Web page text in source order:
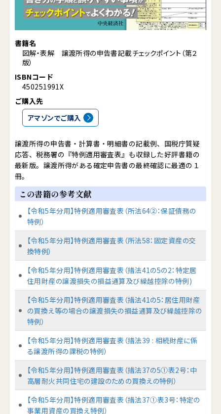
書籍名
図解・表解 譲渡所得の申告書記載チェックポイント（第２
版）
ISBNコード
450251991X
ご購入先
アマゾンでご購入
譲渡所得の申告書・計算書・明細書の記載例、国税庁質疑
応答、税務署の『特例適用審査表』も収録した好評書籍の
最新版。譲渡所得がある確定申告書の最終確認に最適の１
冊。
この書籍の参考文献
【令和5年分用】特例適用審査表（所法64②：保証債務の
特例）
【令和5年分用】特例適用審査表（所法58：固定資産の交
換特例）
【令和5年分用】特例適用審査表（措法41の5の2：特定居
住用財産の譲渡損失の損益通算及び繰越控除の特例)
【令和5年分用】特例適用審査表（措法41の5：居住用財産
の買換え等の場合の譲渡損失の損益通算及び繰越控除の
特例）
【令和5年分用】特例適用審査表（措法39 : 相続財産に係
る譲渡所得の課税の特例）
【令和5年分用】特例適用審査表（措法37の5①表2号：中
高層耐火共同住宅の建設のための買換えの特例）
【令和5年分用】特例適用審査表（措法37①表3号：特定の
事業用資産の買換え特例）